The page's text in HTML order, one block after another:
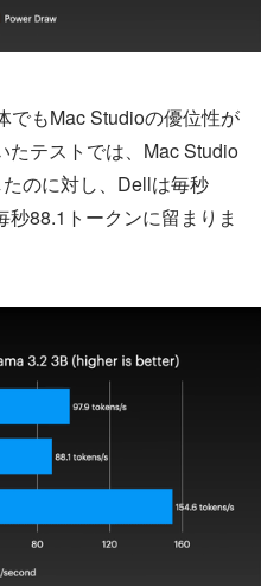
でもMac Studioの優位性が
たテストでは、Mac Studio
のに対し、Dellは毎秒
88.1トークンに留まりま